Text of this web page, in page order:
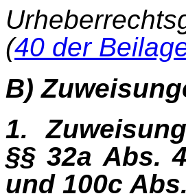
(40 der
B)
1.
§§ 32a Abs.
und 100c